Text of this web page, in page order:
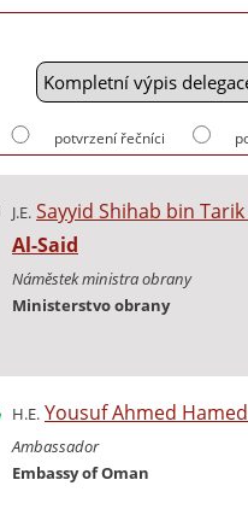
potvrzení řečníci
J.E. Sayyid Shihab bin
Al-Said
Náměstek ministra obrany
Ministerstvo obrany
H.E. Yousuf Ahmed
Ambassador
Embassy of Oman